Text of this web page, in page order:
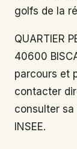
golfs de la
QUARTIER
40600
parcours et
contacter
consulter
INSEE.